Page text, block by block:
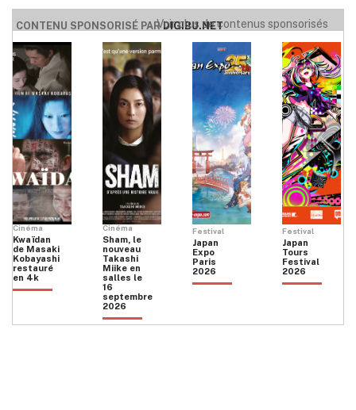
CONTENU SPONSORISÉ PARDIGIBU.NET
Voir plus de contenus sponsorisés
Cinéma
Kwaïdan
de Masaki
Kobayashi
restauré
en 4k
Cinéma
Sham, le
nouveau
Takashi
Miike en
salles le
16
septembre
2026
Festival
Japan
Expo
Paris
2026
Festival
Japan
Tours
Festival
2026